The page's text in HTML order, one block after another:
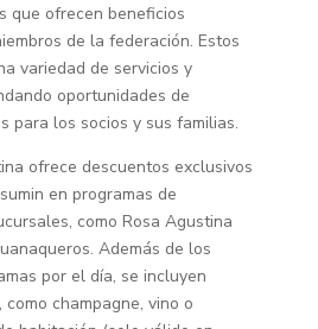
que ofrecen beneficios
de la federación. Estos
variedad de servicios y
oportunidades de
para los socios y sus familias.
ofrece descuentos exclusivos
en programas de
como Rosa Agustina
Además de los
por el día, se incluyen
champagne, vino o